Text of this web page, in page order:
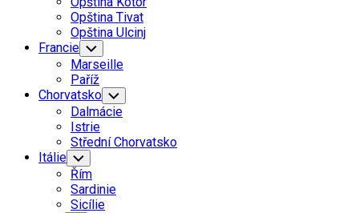
Opština Tivat
Opština Ulcinj
Francie Toggle
Child
Menu
Marseille
Paříž
Chorvatsko Toggle
Child
Menu
Dalmácie
Istrie
Střední Chorvatsko
Itálie Toggle
Child
Menu
Řím
Sardinie
Sicílie